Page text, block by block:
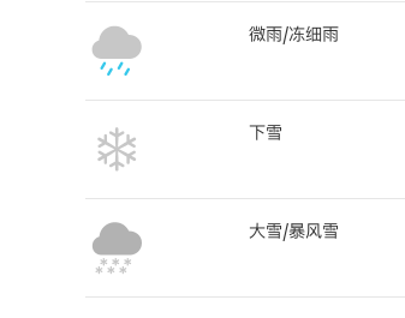
微雨/冻细雨
下雪
大雪/暴风雪